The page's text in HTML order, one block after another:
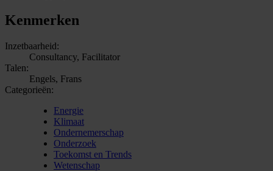
Kenmerken
Inzetbaarheid:
Consultancy, Facilitator
Talen:
Engels, Frans
Categorieën:
Energie
Klimaat
Ondernemerschap
Onderzoek
Toekomst en Trends
Wetenschap